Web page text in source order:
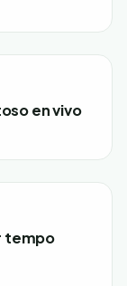
en vivo
tempo